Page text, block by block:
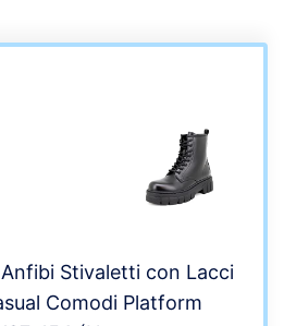
Anfibi Stivaletti con Lacci
Comodi Platform